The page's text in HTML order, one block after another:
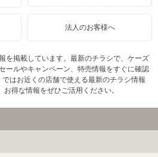
法人のお客様へ
を掲載しています。最新のチラシで、ケーズ
ールやキャンペーン、特売情報をすぐに確認
はお近くの店舗で使える最新のチラシ情報
得な情報をぜひご活用ください。